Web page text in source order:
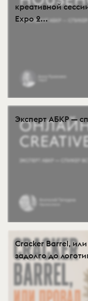
креативной
Expo 2...
Эксперт АБКР —
Cracker Barrel,
задолго до